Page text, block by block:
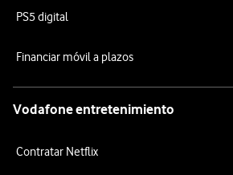
PS5 digital
Financiar móvil a plazos
Vodafone entretenimiento
Contratar Netflix